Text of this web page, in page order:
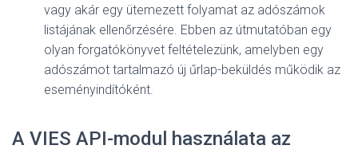
vagy akár egy ütemezett folyamat az adószámok
listájának ellenőrzésére. Ebben az útmutatóban egy
olyan forgatókönyvet feltételezünk, amelyben egy
adószámot tartalmazó új űrlap-beküldés működik az
eseményindítóként.
A VIES API-modul használata az